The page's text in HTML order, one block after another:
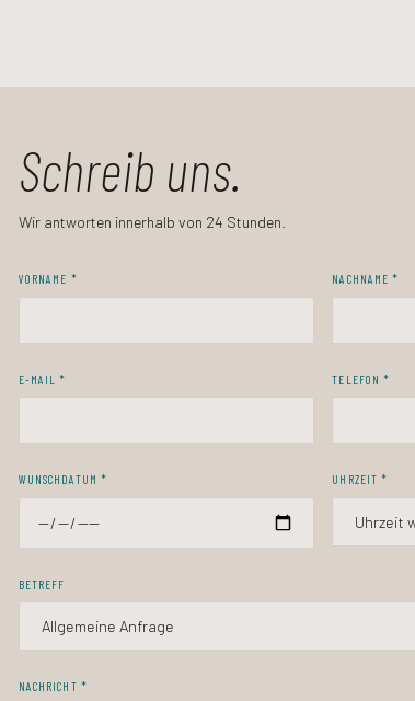
Schreib uns.
Wir antworten innerhalb von 24 Stunden.
VORNAME * NACHNAME *
E-MAIL * TELEFON *
WUNSCHDATUM * UHRZEIT *
BETREFF
NACHRICHT *